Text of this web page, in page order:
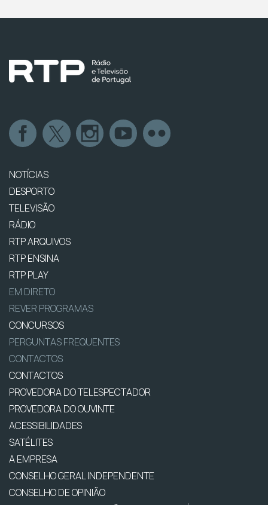
NOTÍCIAS
DESPORTO
TELEVISÃO
RÁDIO
RTP ARQUIVOS
RTP ENSINA
RTP PLAY
EM DIRETO
REVER PROGRAMAS
CONCURSOS
PERGUNTAS FREQUENTES
CONTACTOS
CONTACTOS
PROVEDORA DO TELESPECTADOR
PROVEDORA DO OUVINTE
ACESSIBILIDADES
SATÉLITES
A EMPRESA
CONSELHO GERAL INDEPENDENTE
CONSELHO DE OPINIÃO